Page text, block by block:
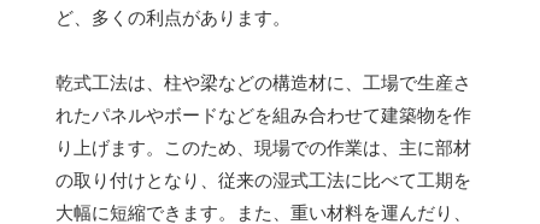
ど、多くの利点があります。
乾式工法は、柱や梁などの構造材に、工場で生産さ
れたパネルやボードなどを組み合わせて建築物を作
り上げます。このため、現場での作業は、主に部材
の取り付けとなり、従来の湿式工法に比べて工期を
大幅に短縮できます。また、重い材料を運んだり、